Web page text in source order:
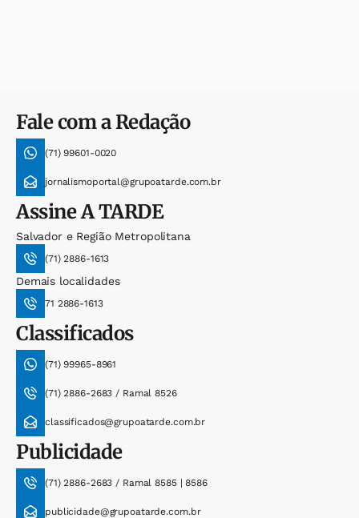
Fale com a Redação
(71) 99601-0020
jornalismoportal@grupoatarde.com.br
AssineA TARDE
Salvador e Região Metropolitana
(71) 2886-1613
Demais localidades
71 2886-1613
Classificados
(71) 99965-8961
(71) 2886-2683 / Ramal 8526
classificados@grupoatarde.com.br
Publicidade
(71) 2886-2683 / Ramal 8585 | 8586
publicidade@grupoatarde.com.br